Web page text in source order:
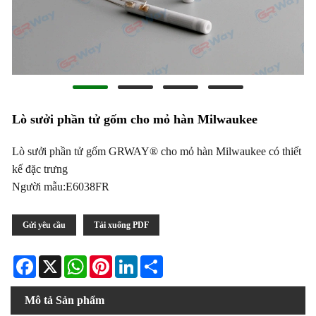
Lò sưởi phần tử gốm cho mỏ hàn Milwaukee
Lò sưởi phần tử gốm GRWAY® cho mỏ hàn Milwaukee có thiết
kế đặc trưng
Người mẫu:E6038FR
Gửi yêu cầu Tải xuống PDF
Facebook
X WhatsAppPinterestLinkedIn
Mô tả Sản phẩm